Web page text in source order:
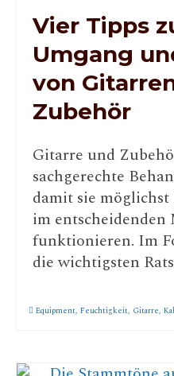
Vier Tipps
Umgang
von
Zubehör
Gitarre und
sachgerechte
damit sie
im entscheidenden
funktionieren. Im
die wichtigsten
Equipment, Feuchtigkeit, Gitarre,